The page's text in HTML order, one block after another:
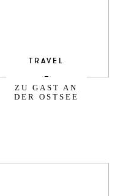
TRAVEL
ZU GAST AN
DER OSTSEE